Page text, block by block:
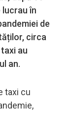
în
de
circa
au
an.
taxi cu